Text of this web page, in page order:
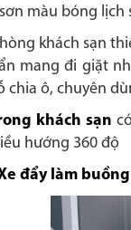
màu bóng lịch
khách sạn
mang đi giặt
chia ô, chuyên
khách sạn
hướng 360 độ
đẩy làm buồng